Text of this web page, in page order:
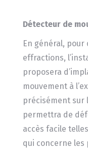
Détecteur de
En général,
effractions,
proposera
mouvement à
précisément sur
permettra de
accès facile
qui concerne